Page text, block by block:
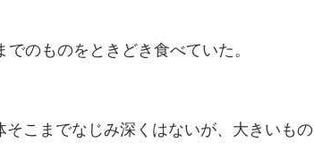
のものをときどき食べていた。
こまでなじみ深くはないが、大きいもの